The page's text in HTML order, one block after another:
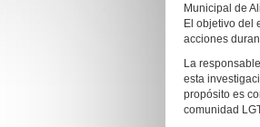
Municipal de
El objetivo del
acciones
La
esta
propósito es
comunidad